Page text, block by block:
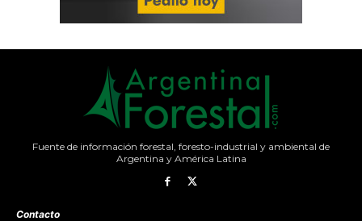
Fuente de información forestal, foresto-industrial y ambiental de
Argentina y América Latina
Contacto